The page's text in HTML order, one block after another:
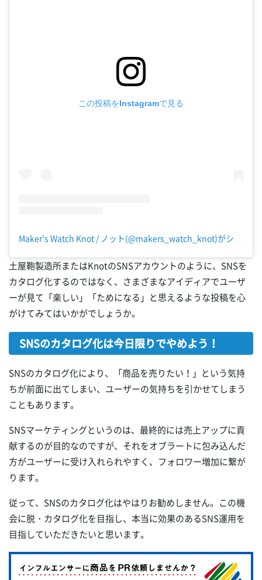
この投稿をInstagramで見る
Maker’s Watch Knot / ノット(@makers_watch_knot)がシェアした投稿
土屋鞄製造所またはKnotのSNSアカウントのように、SNSを
カタログ化するのではなく、さまざまなアイディアでユーザ
ーが見て「楽しい」「ためになる」と思えるような投稿を心
がけてみてはいかがでしょうか。
SNSのカタログ化は今日限りでやめよう！
SNSのカタログ化により、「商品を売りたい！」という気持
ちが前面に出てしまい、ユーザーの気持ちを引かせてしまう
こともあります。
SNSマーケティングというのは、最終的には売上アップに貢
献するのが目的なのですが、それをオブラートに包み込んだ
方がユーザーに受け入れられやすく、フォロワー増加に繋が
ります。
従って、SNSのカタログ化はやはりお勧めしません。この機
会に脱・カタログ化を目指し、本当に効果のあるSNS運用を
目指していただきたいと思います。